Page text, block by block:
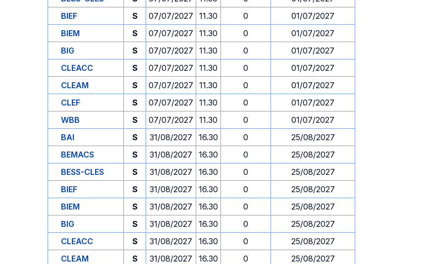
BIEF
S 07/07/2027 11.30 0
01/07/2027
BIEM
S 07/07/2027 11.30 0
01/07/2027
BIG
S 07/07/2027 11.30 0
01/07/2027
CLEACC
S 07/07/2027 11.30 0
01/07/2027
CLEAM
S 07/07/2027 11.30 0
01/07/2027
CLEF
S 07/07/2027 11.30 0
01/07/2027
WBB
S 07/07/2027 11.30 0
01/07/2027
BAI
S 31/08/2027 16.30 0
25/08/2027
BEMACS
S 31/08/2027 16.30 0
25/08/2027
BESS-CLES
S 31/08/2027 16.30 0
25/08/2027
BIEF
S 31/08/2027 16.30 0
25/08/2027
BIEM
S 31/08/2027 16.30 0
25/08/2027
BIG
S 31/08/2027 16.30 0
25/08/2027
CLEACC
S 31/08/2027 16.30 0
25/08/2027
CLEAM
S 31/08/2027 16.30 0
25/08/2027